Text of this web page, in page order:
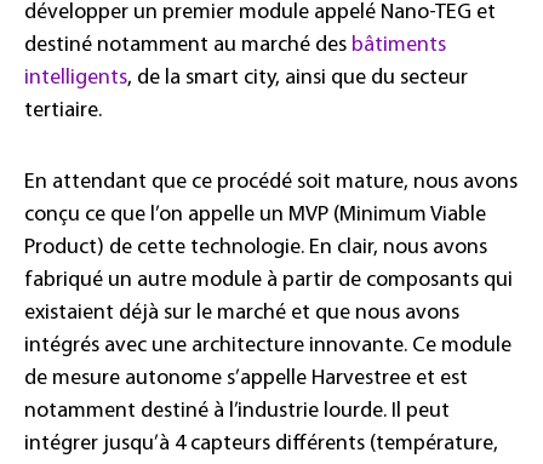
développer un premier module appelé Nano-TEG et
destiné notamment au marché des bâtiments
intelligents, de la smart city, ainsi que du secteur
tertiaire.
En attendant que ce procédé soit mature, nous avons
conçu ce que l’on appelle un MVP (Minimum Viable
Product) de cette technologie. En clair, nous avons
fabriqué un autre module à partir de composants qui
existaient déjà sur le marché et que nous avons
intégrés avec une architecture innovante. Ce module
de mesure autonome s’appelle Harvestree et est
notamment destiné à l’industrie lourde. Il peut
intégrer jusqu’à 4 capteurs différents (température,